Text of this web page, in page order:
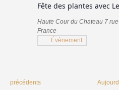
Fête des plantes avec
Haute Cour du Chateau 7
France
Évènement
Évènements
précédents